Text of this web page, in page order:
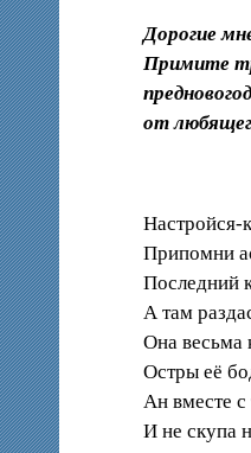
Дорогие
Примите
от
Настройся-
Припомни
Последний
А там
Она весьма
Остры её
Ан вместе
И не скупа